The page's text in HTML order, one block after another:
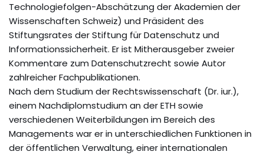
Technologiefolgen-Abschätzung der Akademien der
Wissenschaften Schweiz) und Präsident des
Stiftungsrates der Stiftung für Datenschutz und
Informationssicherheit. Er ist Mitherausgeber zweier
Kommentare zum Datenschutzrecht sowie Autor
zahlreicher Fachpublikationen.
Nach dem Studium der Rechtswissenschaft (Dr. iur.),
einem Nachdiplomstudium an der ETH sowie
verschiedenen Weiterbildungen im Bereich des
Managements war er in unterschiedlichen Funktionen in
der öffentlichen Verwaltung, einer internationalen